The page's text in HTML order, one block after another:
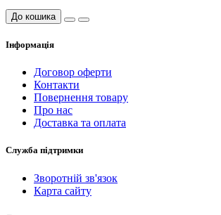
До кошика
Інформація
Договор оферти
Контакти
Повернення товару
Про нас
Доставка та оплата
Служба підтримки
Зворотній зв'язок
Карта сайту